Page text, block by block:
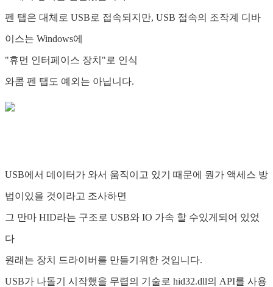
펜 탭은 대체로 USB로 접속되지만, USB 접속의 조작계 디바
이스는 Windows에
"휴먼 인터페이스 장치"로 인식
와콤 펜 탭도 예외는 아닙니다.
USB에서 데이터가 와서 움직이고 있기 때문에 뭔가 액세스 방
법이있을 것이라고 조사하면
그 만마 HID라는 구조로 USB와 IO 가속 할 수있게되어 있었
다
원래는 장치 드라이버를 만들기위한 것입니다.
USB가 나돌기 시작했을 무렵의 기술로 hid32.dll의 API를 사용